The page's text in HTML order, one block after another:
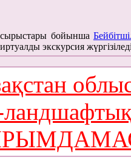
бойынша
экскурсия